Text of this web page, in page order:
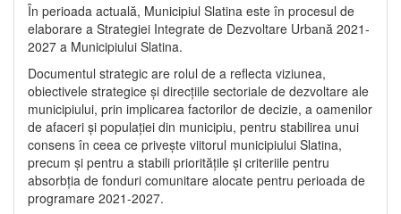
În perioada actuală, Municipiul Slatina este în procesul de
elaborare a Strategiei Integrate de Dezvoltare Urbană 2021‐
2027 a Municipiului Slatina.
Documentul strategic are rolul de a reflecta viziunea,
obiectivele strategice și direcțiile sectoriale de dezvoltare ale
municipiului, prin implicarea factorilor de decizie, a oamenilor
de afaceri și populației din municipiu, pentru stabilirea unui
consens în ceea ce privește viitorul municipiului Slatina,
precum și pentru a stabili prioritățile și criteriile pentru
absorbția de fonduri comunitare alocate pentru perioada de
programare 2021-2027.